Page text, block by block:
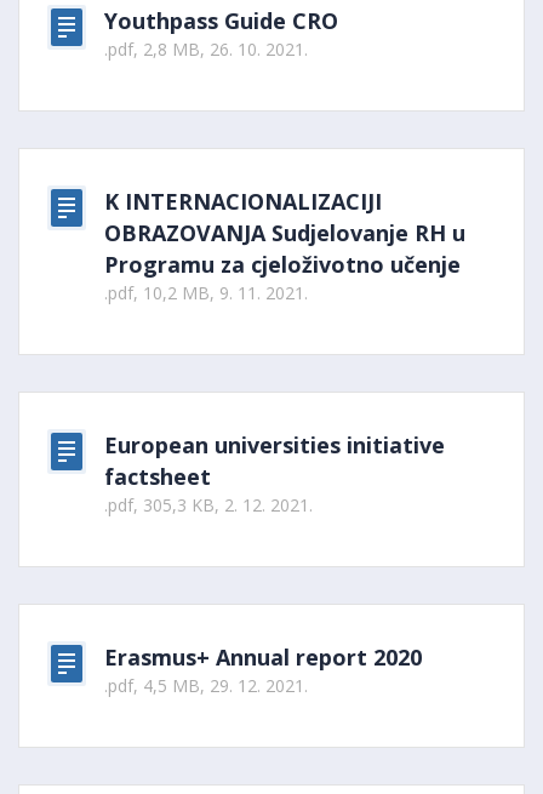
Youthpass Guide CRO
.pdf, 2,8 MB, 26. 10. 2021.
K INTERNACIONALIZACIJI
OBRAZOVANJA Sudjelovanje RH u
Programu za cjeloživotno učenje
.pdf, 10,2 MB, 9. 11. 2021.
European universities initiative
factsheet
.pdf, 305,3 KB, 2. 12. 2021.
Erasmus+ Annual report 2020
.pdf, 4,5 MB, 29. 12. 2021.